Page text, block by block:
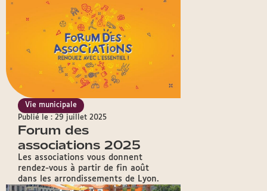
Vie municipale
Publié le : 29 juillet 2025
Forum des
associations 2025
Les associations vous donnent
rendez-vous à partir de fin août
dans les arrondissements de Lyon.